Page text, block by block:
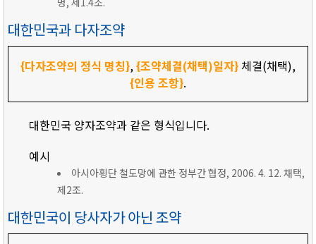
대한민국과 다자조약
{다자조약의 정식 명칭},{조약체결(채택)일자} 체결(채택),
{인용 조항}.
대한민국 양자조약과 같은 형식입니다.
예시
아시아횡단 철도망에 관한 정부간 협정, 2006. 4. 12. 채택,
제2조.
대한민국이 당사자가 아닌 조약